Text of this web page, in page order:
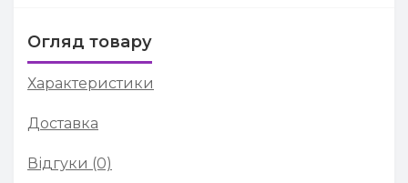
Огляд товару
Характеристики
Доставка
Відгуки (0)